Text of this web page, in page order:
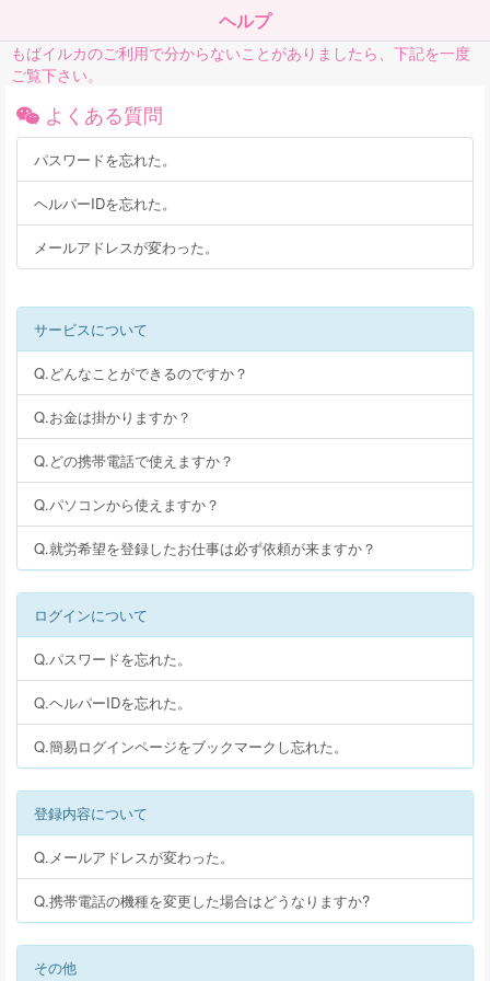
ヘルプ
もばイルカのご利用で分からないことがありましたら、下記を一度
ご覧下さい。
よくある質問
パスワードを忘れた。
ヘルパーIDを忘れた。
メールアドレスが変わった。
サービスについて
Q.どんなことができるのですか？
Q.お金は掛かりますか？
Q.どの携帯電話で使えますか？
Q.パソコンから使えますか？
Q.就労希望を登録したお仕事は必ず依頼が来ますか？
ログインについて
Q.パスワードを忘れた。
Q.ヘルパーIDを忘れた。
Q.簡易ログインページをブックマークし忘れた。
登録内容について
Q.メールアドレスが変わった。
Q.携帯電話の機種を変更した場合はどうなりますか?
その他